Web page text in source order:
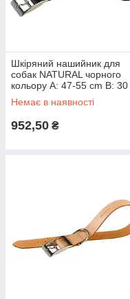
Шкіряний нашийник для
собак NATURAL чорного
кольору A: 47-55 cm B: 30
mm
Немає в наявності
952,50 ₴